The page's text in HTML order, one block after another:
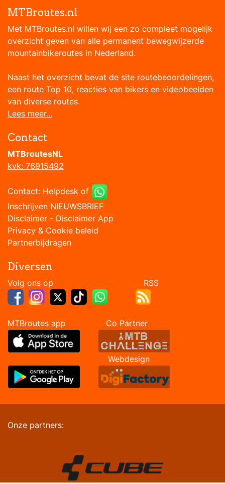
MTBroutes.nl
Met MTBroutes.nl willen wij een zo compleet mogelijk
overzicht geven van alle permanent bewegwijzerde
mountainbikeroutes in Nederland.
Naast het overzicht bevat de site routebeoordelingen,
een route Top 10, reacties van bikers en videobeelden
van diverse routes.
Lees meer...
Contact
MTBroutesNL
kvk: 76915492
Contact: Helpdesk of
Inschrijven NIEUWSBRIEF
Disclaimer - Disclaimer App
Privacy & Cookie beleid
Partnerbijdragen
Diversen
Volg ons op RSS
MTBroutes app Co Partner
Webdesign
Onze partners: